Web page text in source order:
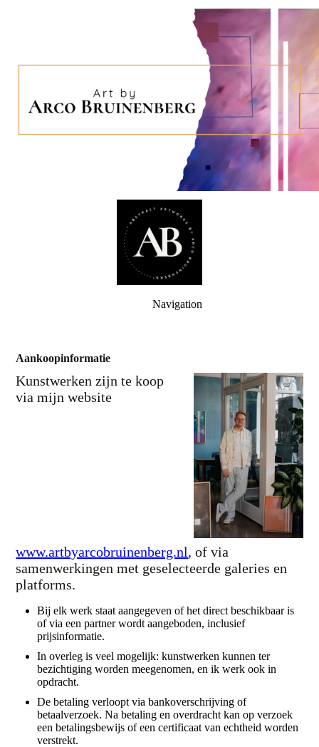
Navigation
Aankoopinformatie
Kunstwerken zijn te koop
via mijn website
www.artbyarcobruinenberg.nl, of via
samenwerkingen met geselecteerde galeries en
platforms.
Bij elk werk staat aangegeven of het direct beschikbaar is
of via een partner wordt aangeboden, inclusief
prijsinformatie.
In overleg is veel mogelijk: kunstwerken kunnen ter
bezichtiging worden meegenomen, en ik werk ook in
opdracht.
De betaling verloopt via bankoverschrijving of
betaalverzoek. Na betaling en overdracht kan op verzoek
een betalingsbewijs of een certificaat van echtheid worden
verstrekt.